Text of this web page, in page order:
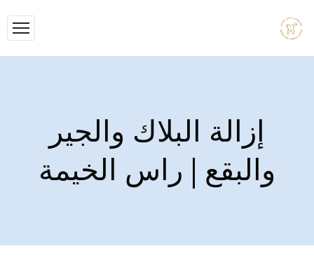
إزالة البلاك والجير
والبقع | راس الخيمة